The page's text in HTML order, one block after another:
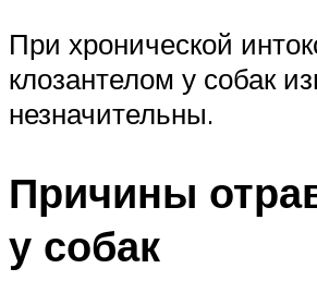
При хронической
клозантелом у собак
незначительны.
Причины
у собак